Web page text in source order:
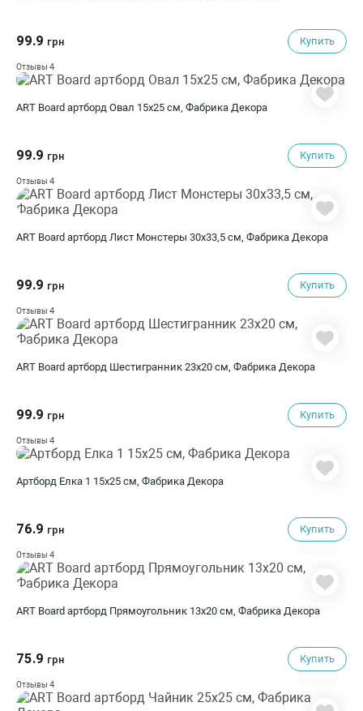
99.9 грн Купить
Отзывы 4
ART Board артборд Овал 15х25 см, Фабрика Декора
99.9 грн Купить
Отзывы 4
ART Board артборд Лист Монстеры 30х33,5 см, Фабрика Декора
99.9 грн Купить
Отзывы 4
ART Board артборд Шестигранник 23х20 см, Фабрика Декора
99.9 грн Купить
Отзывы 4
Артборд Елка 1 15х25 см, Фабрика Декора
76.9 грн Купить
Отзывы 4
ART Board артборд Прямоугольник 13х20 см, Фабрика Декора
75.9 грн Купить
Отзывы 4